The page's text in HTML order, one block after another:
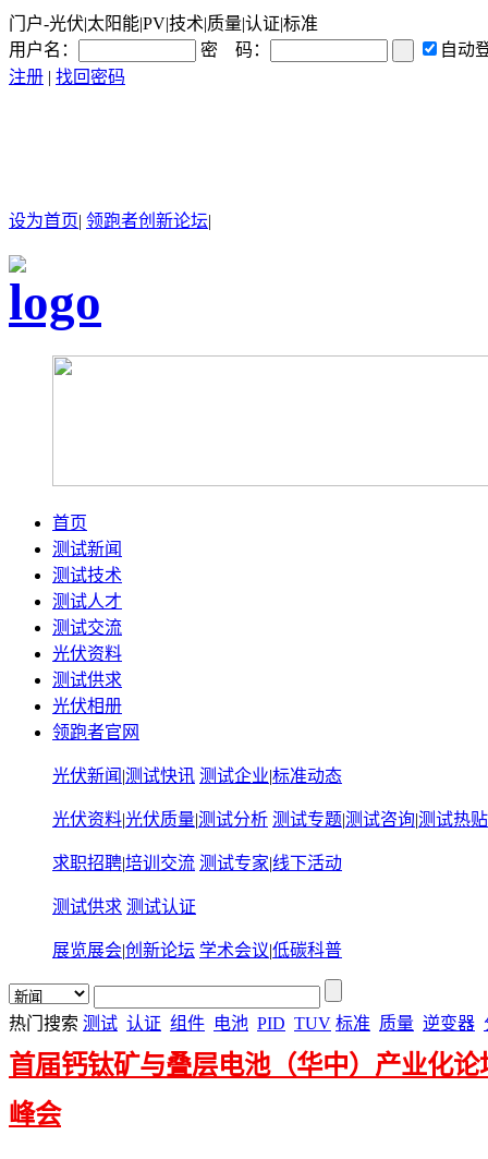
门户-光伏|太阳能|PV|技术|质量|认证|标准
用户名：
密 码：
自动
注册 | 找回密码
设为首页| 领跑者创新论坛|
首页
测试新闻
测试技术
测试人才
测试交流
光伏资料
测试供求
光伏相册
领跑者官网
光伏新闻 |测试快讯 测试企业|标准动态
光伏资料|光伏质量|测试分析 测试专题|测试咨询|测试热贴
求职招聘|培训交流 测试专家|线下活动
测试供求 测试认证
展览展会|创新论坛 学术会议|低碳科普
热门搜索 测试 认证 组件 电池 PID TUV 标准 质量 逆变器
首届钙钛矿与叠层电池（华中）产业化论
峰会